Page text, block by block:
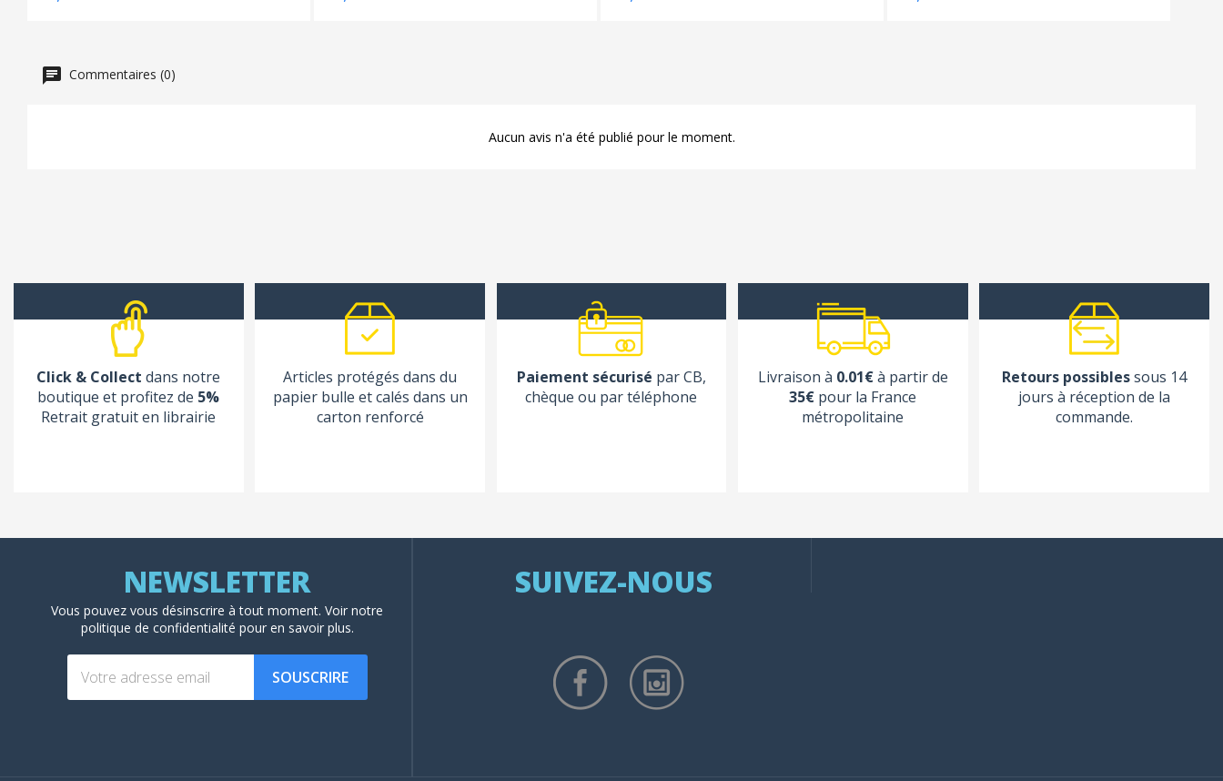
Commentaires (0)
Aucun avis n'a été publié pour le moment.
Click & Collect dans notre
boutique et profitez de 5%
Retrait gratuit en librairie
Articles protégés dans du
papier bulle et calés dans un
carton renforcé
Paiement sécurisé par CB,
chèque ou par téléphone
Livraison à 0.01€à partir de
35€ pour la France
métropolitaine
Retours possiblessous 14
jours à réception de la
commande.
Vous pouvez vous désinscrire à tout moment. Voirnotre
politique de confidentialité pour en savoir plus.
SOUSCRIRE
SUIVEZ-NOUS